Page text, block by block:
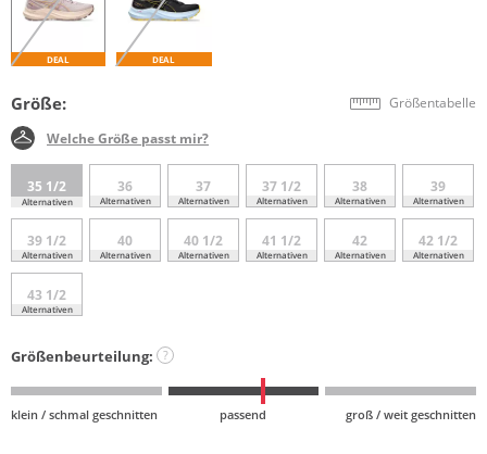
DEAL DEAL
Größe: Größentabelle
Welche Größe passt mir?
35 1/2
Alternativen
36
Alternativen
37
Alternativen
37 1/2
Alternativen
38
Alternativen
39
Alternativen
39 1/2
Alternativen
40
Alternativen
40 1/2
Alternativen
41 1/2
Alternativen
42
Alternativen
42 1/2
Alternativen
43 1/2
Alternativen
Größenbeurteilung: ?
klein / schmal geschnitten passend groß / weit geschnitten